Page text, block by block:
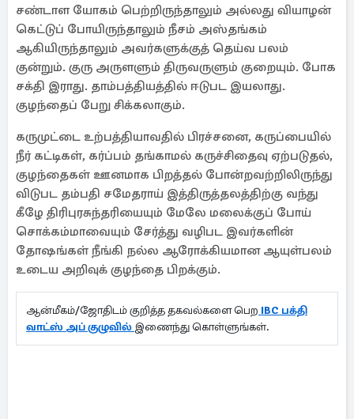
சண்டாள யோகம் பெற்றிருந்தாலும் அல்லது வியாழன்
கெட்டுப் போயிருந்தாலும் நீசம் அஸ்தங்கம்
ஆகியிருந்தாலும் அவர்களுக்குத் தெய்வ பலம்
குன்றும். குரு அருளளும் திருவருளும் குறையும். போக
சக்தி இராது. தாம்பத்தியத்தில் ஈடுபட இயலாது.
குழந்தைப் பேறு சிக்கலாகும்.
கருமுட்டை உற்பத்தியாவதில் பிரச்சனை, கருப்பையில்
நீர் கட்டிகள், கர்ப்பம் தங்காமல் கருச்சிதைவு ஏற்படுதல்,
குழந்தைகள் ஊனமாக பிறத்தல் போன்றவற்றிலிருந்து
விடுபட தம்பதி சமேதராய் இத்திருத்தலத்திற்கு வந்து
கீழே திரிபுரசுந்தரியையும் மேலே மலைக்குப் போய்
சொக்கம்மாவையும் சேர்த்து வழிபட இவர்களின்
தோஷங்கள் நீங்கி நல்ல ஆரோக்கியமான ஆயுள்பலம்
உடைய அறிவுக் குழந்தை பிறக்கும்.
ஆன்மீகம்/ஜோதிடம் குறித்த தகவல்களை பெற IBC பக்தி
வாட்ஸ் அப் குழுவில் இணைந்து கொள்ளுங்கள்.